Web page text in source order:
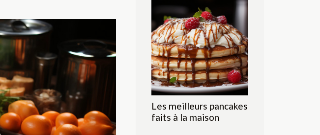
Les meilleurs pancakes
faits à la maison